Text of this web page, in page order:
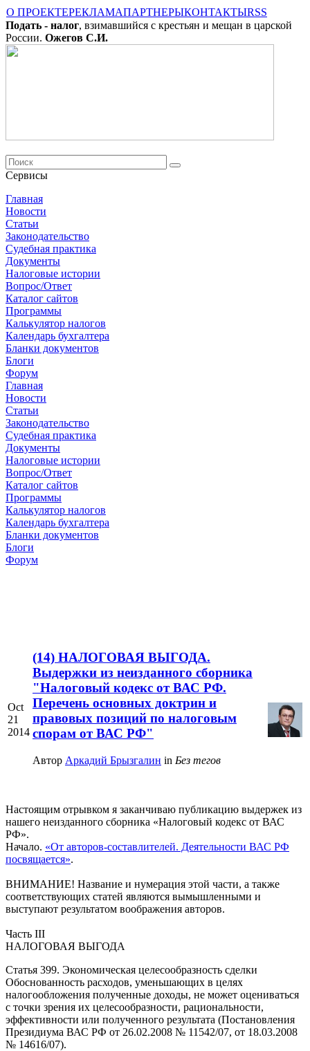
О ПРОЕКТЕРЕКЛАМАПАРТНЕРЫКОНТАКТЫRSS
Подать - налог, взимавшийся с крестьян и мещан в царской
России. Ожегов С.И.
Сервисы
Главная
Новости
Cтатьи
Законодательство
Судебная практика
Документы
Налоговые истории
Вопрос/Ответ
Каталог сайтов
Программы
Калькулятор налогов
Календарь бухгалтера
Бланки документов
Блоги
Форум
Главная
Новости
Cтатьи
Законодательство
Судебная практика
Документы
Налоговые истории
Вопрос/Ответ
Каталог сайтов
Программы
Калькулятор налогов
Календарь бухгалтера
Бланки документов
Блоги
Форум
Oct
21
2014
(14) НАЛОГОВАЯ ВЫГОДА.
Выдержки из неизданного сборника
"Налоговый кодекс от ВАС РФ.
Перечень основных доктрин и
правовых позиций по налоговым
спорам от ВАС РФ"
Автор Аркадий Брызгалин in Без тегов
Настоящим отрывком я заканчиваю публикацию выдержек из
нашего неизданного сборника «Налоговый кодекс от ВАС
РФ».
Начало. «От авторов-составлителей. Деятельности ВАС РФ
посвящается».
ВНИМАНИЕ! Название и нумерация этой части, а также
соответствующих статей являются вымышленными и
выступают результатом воображения авторов.
Часть III
НАЛОГОВАЯ ВЫГОДА
Статья 399. Экономическая целесообразность сделки
Обоснованность расходов, уменьшающих в целях
налогообложения полученные доходы, не может оцениваться
с точки зрения их целесообразности, рациональности,
эффективности или полученного результата (Постановления
Президиума ВАС РФ от 26.02.2008 № 11542/07, от 18.03.2008
№ 14616/07).